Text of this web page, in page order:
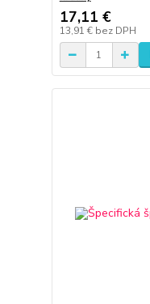
17,11 €
13,91 € bez DPH